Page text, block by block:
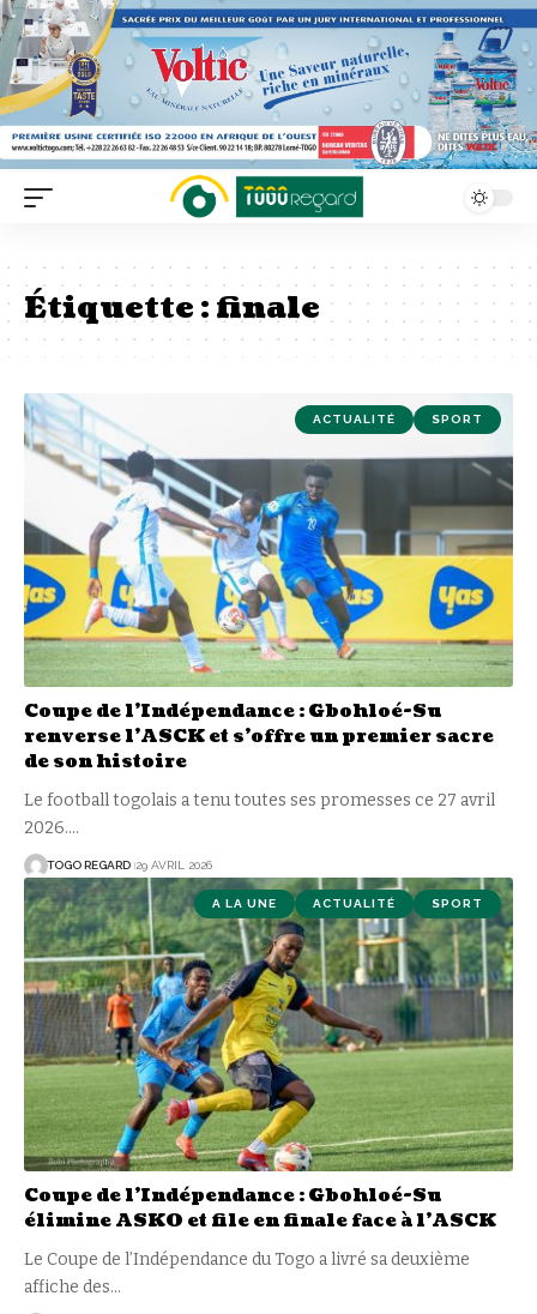
Étiquette :finale
ACTUALITÉ SPORT
Coupe de l’Indépendance : Gbohloé-Su
renverse l’ASCK et s’offre un premier sacre
de son histoire
Le football togolais a tenu toutes ses promesses ce 27 avril
2026.…
TOGO REGARD 29 AVRIL 2026
A LA UNE ACTUALITÉ SPORT
Coupe de l’Indépendance : Gbohloé-Su
élimine ASKO et file en finale face à l’ASCK
Le Coupe de l’Indépendance du Togo a livré sa deuxième
affiche des…